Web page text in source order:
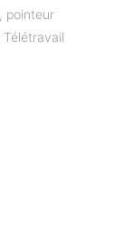
, pointeur
Télétravail